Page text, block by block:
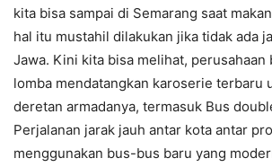
kita bisa sampai di Semarang saat
hal itu mustahil dilakukan jika tidak ada
Jawa. Kini kita bisa melihat, perusahaan
lomba mendatangkan karoserie terbaru
deretan armadanya, termasuk Bus
Perjalanan jarak jauh antar kota antar
menggunakan bus-bus baru yang